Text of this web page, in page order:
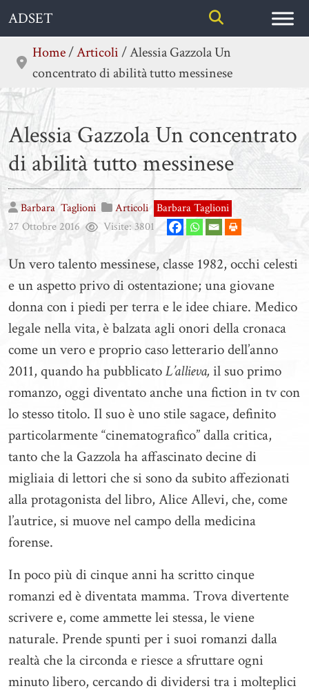
Skip
content
ADSET
Home/Articoli/Alessia Gazzola Un
concentrato di abilità tutto messinese
Alessia Gazzola Un concentrato
di abilità tutto messinese
Barbara Taglioni Articoli Barbara Taglioni
27 Ottobre 2016
Visite: 3801
Un vero talento messinese, classe 1982, occhi celesti
e un aspetto privo di ostentazione; una giovane
donna con i piedi per terra e le idee chiare. Medico
legale nella vita, è balzata agli onori della cronaca
come un vero e proprio caso letterario dell’anno
2011, quando ha pubblicatoL’allieva, il suo primo
romanzo, oggi diventato anche una fiction in tv con
lo stesso titolo. Il suo è uno stile sagace, definito
particolarmente “cinematografico” dalla critica,
tanto che la Gazzola ha affascinato decine di
migliaia di lettori che si sono da subito affezionati
alla protagonista del libro, Alice Allevi, che, come
l’autrice, si muove nel campo della medicina
forense.
In poco più di cinque anni ha scritto cinque
romanzi ed è diventata mamma. Trova divertente
scrivere e, come ammette lei stessa, le viene
naturale. Prende spunti per i suoi romanzi dalla
realtà che la circonda e riesce a sfruttare ogni
minuto libero, cercando di dividersi tra i molteplici